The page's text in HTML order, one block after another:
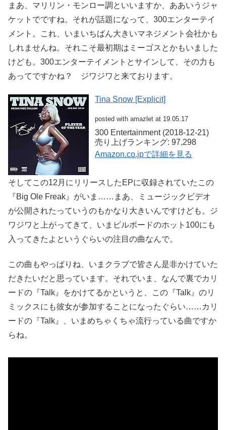
まあ、マリリン・モンロー調といいますか、ああいうジャ
ケットでですね。それが話題になって、300エンターテイ
メント。これ、いまいちばん大きいマネジメント会社かも
しれませんね。それこそ最初期はミーゴスとかもいました
けども。300エンターテイメントとサインして、その力も
あってですかね？ ジワジワと来ております。
Tina Snow [Explicit]
posted with amazlet at 19.05.17
300 Entertainment (2018-12-21)
売り上げランキング: 97,298
Amazon.co.jpで詳細を見る
そしてこの12月にリリースしたEPに収録されていたこの
『Big Ole Freak』がいま……まあ、ミュージックビデオ
が公開されたっていうのもかなり大きいんですけども。ジ
ワジワと上がってきて、いまビルボードのホット100にも
入ってきたよというぐらいの注目の曲なんで。
この曲もやっぱりね、いまクラブで皆さん是非かけていた
だきたいだと思っています。それでいま、なんで裏でカリ
ードの『Talk』をかけてるかというと、この『Talk』のリ
ミックスにも彼女が参加することになったぐらい……カリ
ードの『Talk』、いまめちゃくちゃ流行っている曲ですか
らね。